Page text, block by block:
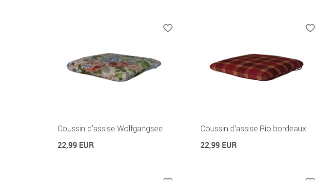
Coussin d'assise Wolfgangsee
22,99 EUR
Coussin d'assise Rio bordeaux
22,99 EUR